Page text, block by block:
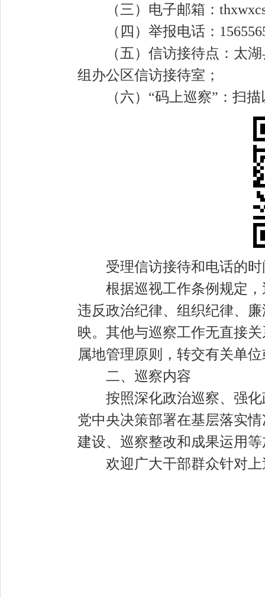
（三）电子邮箱 ： thxwxc
（四）举报电话 ： 156556
（五）信访接待点 ：太
组办公区信访接待室；
（六） “码上巡察”： 扫描
受理信访接待和电话的
根据巡视工作条例规定
违反政治纪律、组织纪律、
映。其他与巡察工作无直接
属地管理原则，转交有关单
二、巡察内容
按照深化政治巡察、强
党中央决策部署在基层落实
建设、巡察整改和成果运用
欢迎广大干部群众针对